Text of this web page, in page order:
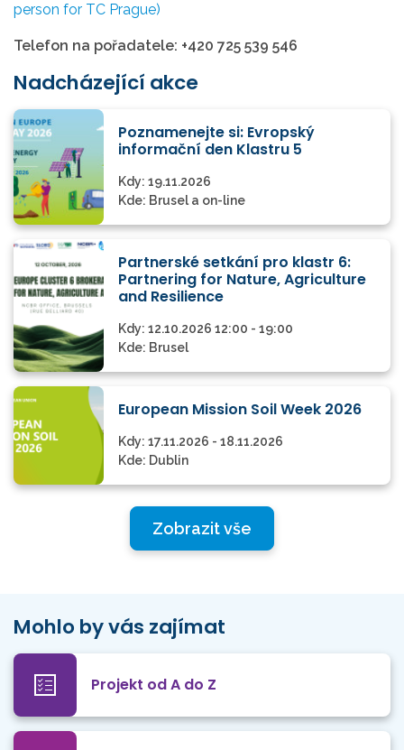
person for TC Prague)
Telefon na pořadatele: +420 725 539 546
Nadcházející akce
Poznamenejte si: Evropský
informační den Klastru 5
Kdy: 19.11.2026
Kde: Brusel a on-line
Partnerské setkání pro klastr 6:
Partnering for Nature, Agriculture
and Resilience
Kdy: 12.10.2026 12:00 - 19:00
Kde: Brusel
European Mission Soil Week 2026
Kdy: 17.11.2026 - 18.11.2026
Kde: Dublin
Zobrazit vše
Mohlo by vás zajímat
Projekt od A do Z